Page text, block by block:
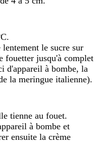
le sucre sur
fouetter jusqu'à complet
d'appareil à bombe, la
la meringue italienne).
tienne au fouet.
à bombe et
ensuite la crème